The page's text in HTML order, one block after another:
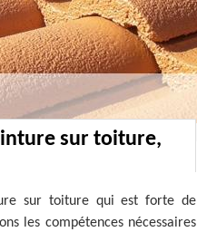
sur toiture,
sur toiture qui est forte de
les compétences nécessaires